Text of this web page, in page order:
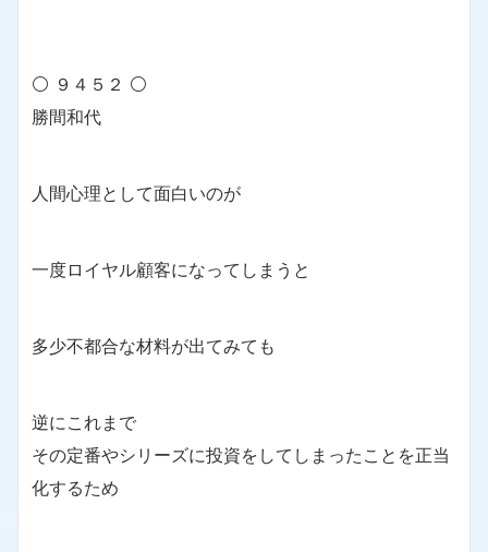
⚪ ９４５２ ⚪
勝間和代
人間心理として面白いのが
一度ロイヤル顧客になってしまうと
多少不都合な材料が出てみても
逆にこれまで
その定番やシリーズに投資をしてしまったことを正当
化するため